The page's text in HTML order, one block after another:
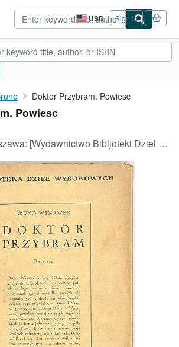
USD
Site
shopping
preferences
Sign in
CLOSE
Doktor Przybram. Powiesc
Powiesc
[Wydawnictwo Bibljoteki Dziel Wyborowych], [1924]